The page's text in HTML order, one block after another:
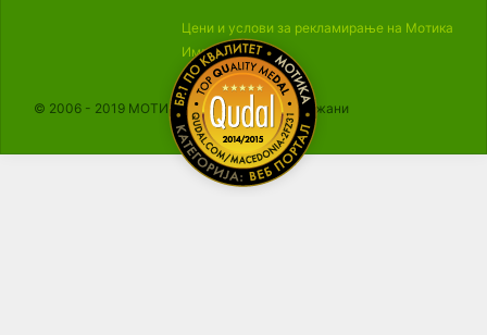
Цени и услови за рекламирање на Мотика
Импресум
© 2006 - 2019 МОТИКА, Сите права се задржани